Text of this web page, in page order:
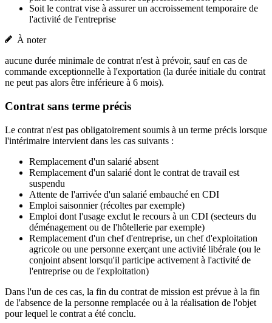
Soit le contrat vise à assurer un accroissement temporaire de
l'activité de l'entreprise
À noter
aucune durée minimale de contrat n'est à prévoir, sauf en cas de
commande exceptionnelle à l'exportation (la durée initiale du contrat
ne peut pas alors être inférieure à 6 mois).
Contrat sans terme précis
Le contrat n'est pas obligatoirement soumis à un terme précis lorsque
l'intérimaire intervient dans les cas suivants :
Remplacement d'un salarié absent
Remplacement d'un salarié dont le contrat de travail est
suspendu
Attente de l'arrivée d'un salarié embauché en CDI
Emploi saisonnier (récoltes par exemple)
Emploi dont l'usage exclut le recours à un CDI (secteurs du
déménagement ou de l'hôtellerie par exemple)
Remplacement d'un chef d'entreprise, un chef d'exploitation
agricole ou une personne exerçant une activité libérale (ou le
conjoint absent lorsqu'il participe activement à l'activité de
l'entreprise ou de l'exploitation)
Dans l'un de ces cas, la fin du contrat de mission est prévue à la fin
de l'absence de la personne remplacée ou à la réalisation de l'objet
pour lequel le contrat a été conclu.